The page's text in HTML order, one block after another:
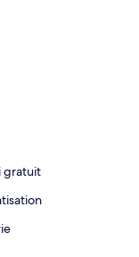
vous faudra qu'une
Plage de St
voyageurs
gratuit